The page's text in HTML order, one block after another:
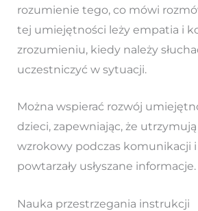
rozumienie tego, co mówi
tej umiejętności leży empatia i
zrozumieniu, kiedy należy
uczestniczyć w sytuacji.
Można wspierać rozwój
dzieci, zapewniając, że
wzrokowy podczas komunikacji i
powtarzały usłyszane informacje.
Nauka przestrzegania instrukcji